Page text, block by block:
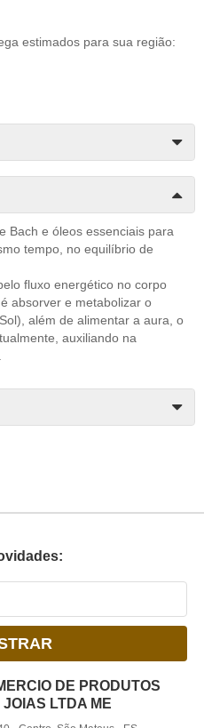
estimados para sua região:
Bach e óleos essenciais para
tempo, no equilíbrio de
fluxo energético no corpo
absorver e metabolizar o
além de alimentar a aura, o
auxiliando na
DE PRODUTOS
LTDA ME